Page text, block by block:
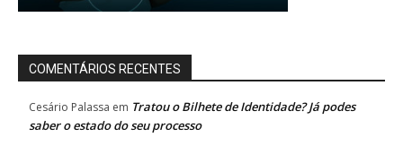
COMENTÁRIOS RECENTES
Cesário Palassa em Tratou o Bilhete de Identidade? Já podes
saber o estado do seu processo